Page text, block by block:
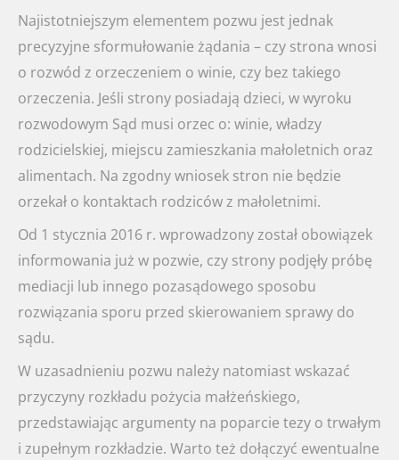
Najistotniejszym elementem pozwu jest jednak
precyzyjne sformułowanie żądania – czy strona wnosi
o rozwód z orzeczeniem o winie, czy bez takiego
orzeczenia. Jeśli strony posiadają dzieci, w wyroku
rozwodowym Sąd musi orzec o: winie, władzy
rodzicielskiej, miejscu zamieszkania małoletnich oraz
alimentach. Na zgodny wniosek stron nie będzie
orzekał o kontaktach rodziców z małoletnimi.
Od 1 stycznia 2016 r. wprowadzony został obowiązek
informowania już w pozwie, czy strony podjęły próbę
mediacji lub innego pozasądowego sposobu
rozwiązania sporu przed skierowaniem sprawy do
sądu.
W uzasadnieniu pozwu należy natomiast wskazać
przyczyny rozkładu pożycia małżeńskiego,
przedstawiając argumenty na poparcie tezy o trwałym
i zupełnym rozkładzie. Warto też dołączyć ewentualne